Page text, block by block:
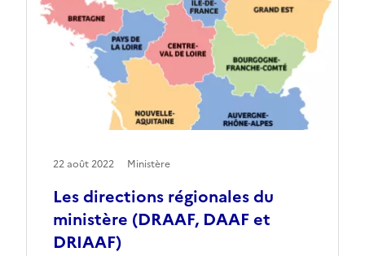
Les directions régionales du
ministère (DRAAF, DAAF et
DRIAAF)
22 août 2022 Ministère